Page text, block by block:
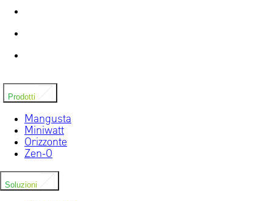
Prodotti
Mangusta
Miniwatt
Orizzonte
Zen-0
Soluzioni